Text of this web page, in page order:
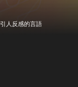
引人反感的言語